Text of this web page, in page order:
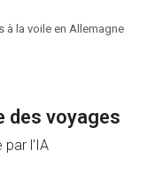
à la voile en Allemagne
des voyages
par l'IA